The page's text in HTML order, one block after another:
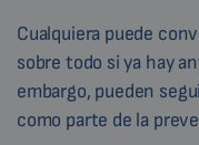
Cualquiera puede
sobre todo si ya hay
embargo, pueden
como parte de la